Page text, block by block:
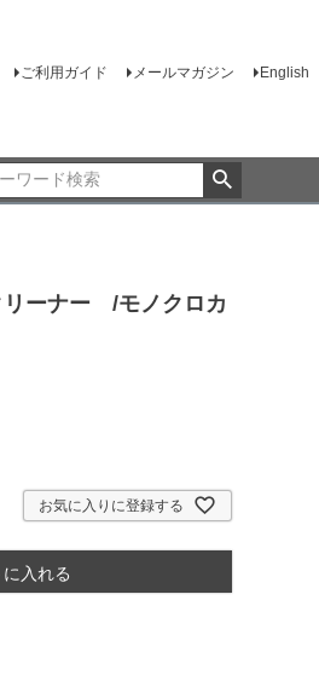
ご利用ガイド メールマガジン English
ーナー /モノクロカ
お気に入りに登録する
入れる